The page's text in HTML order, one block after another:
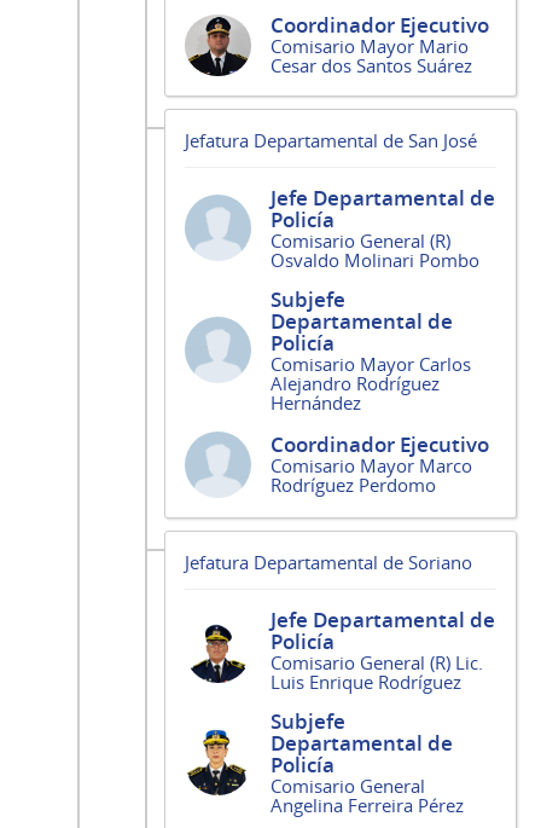
Coordinador Ejecutivo
Comisario Mayor Mario
Cesar dos Santos Suárez
Jefatura Departamental de San José
Jefe Departamental de
Policía
Comisario General (R)
Osvaldo Molinari Pombo
Subjefe
Departamental de
Policía
Comisario Mayor Carlos
Alejandro Rodríguez
Hernández
Coordinador Ejecutivo
Comisario Mayor Marco
Rodríguez Perdomo
Jefatura Departamental de Soriano
Jefe Departamental de
Policía
Comisario General (R) Lic.
Luis Enrique Rodríguez
Subjefe
Departamental de
Policía
Comisario General
Angelina Ferreira Pérez